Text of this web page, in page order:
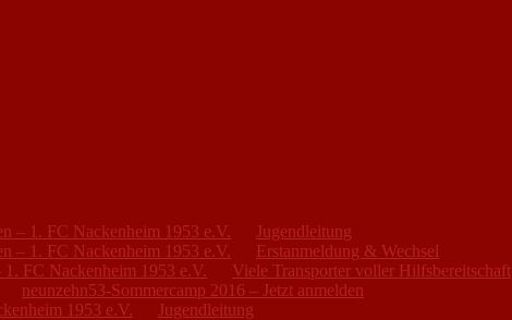
– 1. FC Nackenheim 1953 e.V.
Jugendleitung
– 1. FC Nackenheim 1953 e.V.
Erstanmeldung & Wechsel
FC Nackenheim 1953 e.V.
Viele Transporter voller Hilfsbereitschaft
neunzehn53-Sommercamp 2016 – Jetzt anmelden
1953 e.V.
Jugendleitung